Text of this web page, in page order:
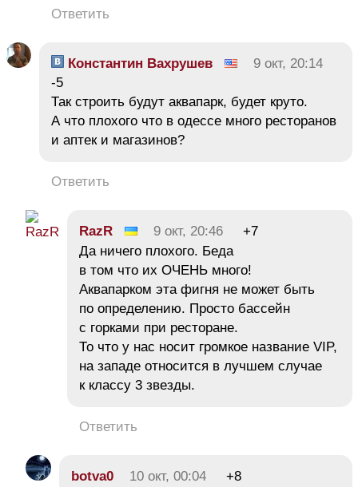
Ответить
Константин Вахрушев
9 окт, 20:14
-5
Так строить будут аквапарк, будет круто.
А что плохого что в одессе много ресторанов
и аптек и магазинов?
Ответить
RazR 9 окт, 20:46
+7
Да ничего плохого. Беда
в том что их ОЧЕНЬ много!
Аквапарком эта фигня не может быть
по определению. Просто бассейн
с горками при ресторане.
То что у нас носит громкое название VIP,
на западе относится в лучшем случае
к классу 3 звезды.
Ответить
botva0 10 окт, 00:04
+8